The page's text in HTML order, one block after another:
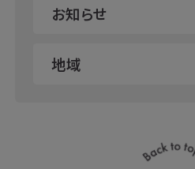
お知らせ
地域